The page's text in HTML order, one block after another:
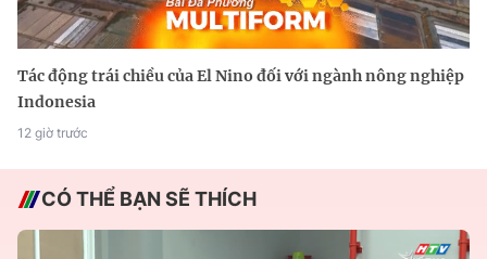
Tác động trái chiều của El Nino đối với ngành nông nghiệp
Indonesia
12 giờ trước
CÓ THỂ BẠN SẼ THÍCH